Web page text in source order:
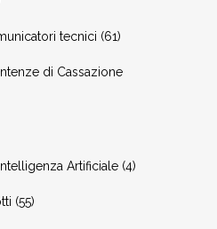
tecnici (61)
di Cassazione
Artificiale (4)
(55)